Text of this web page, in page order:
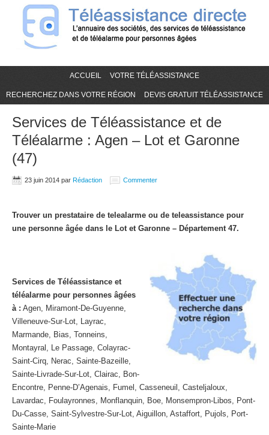
ACCUEIL VOTRE TÉLÉASSISTANCE
RECHERCHEZ DANS VOTRE RÉGION DEVIS GRATUIT TÉLÉASSISTANCE
Services de Téléassistance et de
Téléalarme : Agen – Lot et Garonne
(47)
23 juin 2014 par Rédaction Commenter
Trouver un prestataire de telealarme ou de teleassistance pour
une personne âgée dans le Lot et Garonne – Département 47.
Services de Téléassistance et
téléalarme pour personnes âgées
à : Agen, Miramont-De-Guyenne,
Villeneuve-Sur-Lot, Layrac,
Marmande, Bias, Tonneins,
Montayral, Le Passage, Colayrac-
Saint-Cirq, Nerac, Sainte-Bazeille,
Sainte-Livrade-Sur-Lot, Clairac, Bon-
Encontre, Penne-D’Agenais, Fumel, Casseneuil, Casteljaloux,
Lavardac, Foulayronnes, Monflanquin, Boe, Monsempron-Libos, Pont-
Du-Casse, Saint-Sylvestre-Sur-Lot, Aiguillon, Astaffort, Pujols, Port-
Sainte-Marie